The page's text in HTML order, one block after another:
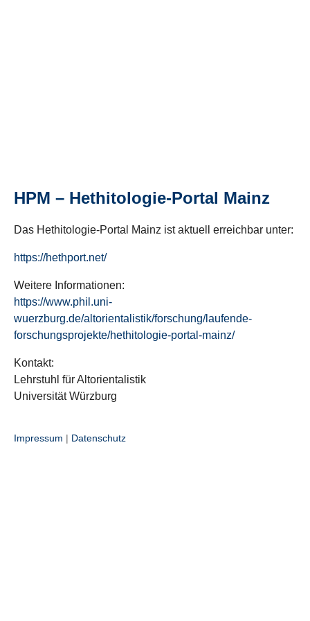
HPM – Hethitologie-Portal Mainz
Das Hethitologie-Portal Mainz ist aktuell erreichbar unter:
https://hethport.net/
Weitere Informationen:
https://www.phil.uni-
wuerzburg.de/altorientalistik/forschung/laufende-
forschungsprojekte/hethitologie-portal-mainz/
Kontakt:
Lehrstuhl für Altorientalistik
Universität Würzburg
Impressum | Datenschutz